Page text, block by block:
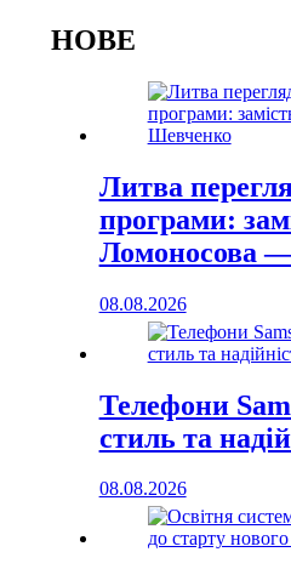
НОВЕ
Литва
програми:
Ломоносова
08.08.2026
Телефони
стиль та
08.08.2026